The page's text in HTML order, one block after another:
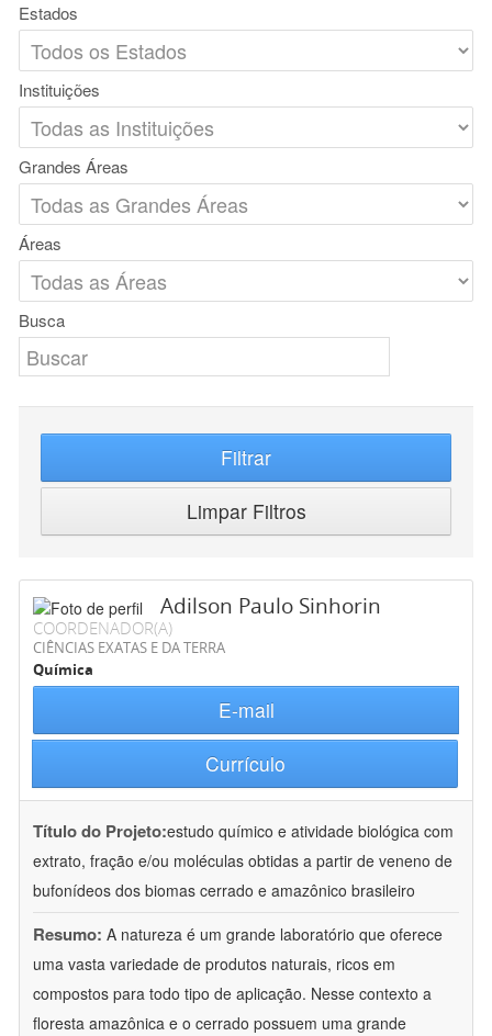
Estados
Instituições
Grandes Áreas
Áreas
Busca
Filtrar
Limpar Filtros
Adilson Paulo Sinhorin
COORDENADOR(A)
CIÊNCIAS EXATAS E DA TERRA
Química
E-mail
Currículo
Título do Projeto:estudo químico e atividade biológica com
extrato, fração e/ou moléculas obtidas a partir de veneno de
bufonídeos dos biomas cerrado e amazônico brasileiro
Resumo: A natureza é um grande laboratório que oferece
uma vasta variedade de produtos naturais, ricos em
compostos para todo tipo de aplicação. Nesse contexto a
floresta amazônica e o cerrado possuem uma grande